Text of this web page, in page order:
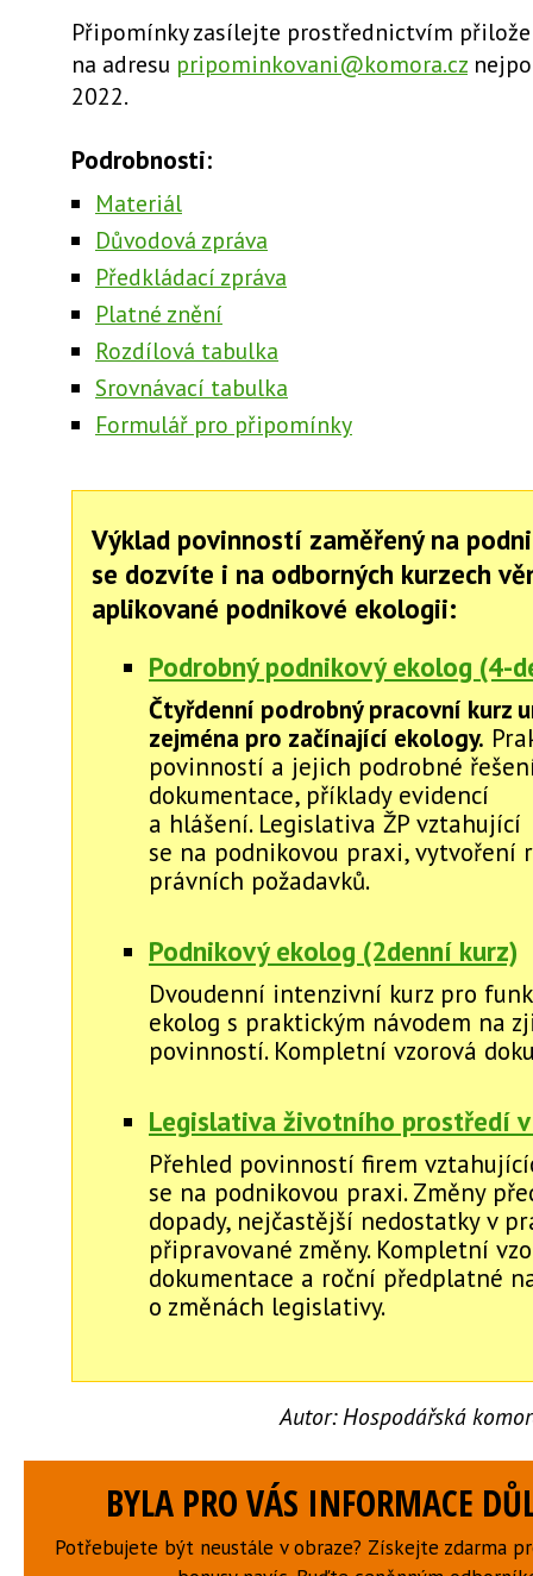
Připomínky zasílejte prostřednictvím
na adresu pripominkovani@komora.cz
2022.
Podrobnosti:
Materiál
Důvodová zpráva
Předkládací zpráva
Platné znění
Rozdílová tabulka
Srovnávací tabulka
Formulář pro připomínky
Výklad povinností zaměřený na
se dozvíte i na odborných kurzech
aplikované podnikové ekologii:
Podrobný podnikový ekolog (4-
Čtyřdenní podrobný pracovní kurz
zejména pro začínající ekology.
povinností a jejich podrobné
dokumentace, příklady evidencí
a hlášení. Legislativa ŽP vztahující
se na podnikovou praxi, vytvoření
právních požadavků.
Podnikový ekolog (2denní kurz)
Dvoudenní intenzivní kurz pro
ekolog s praktickým návodem na
povinností. Kompletní vzorová
Legislativa životního prostředí
Přehled povinností firem
se na podnikovou praxi. Změny
dopady, nejčastější nedostatky v
připravované změny. Kompletní
dokumentace a roční předplatné
o změnách legislativy.
Autor: Hospodářská
BYLA PRO VÁS INFORMACE
Potřebujete být neustále v obraze? Získejte zdarma